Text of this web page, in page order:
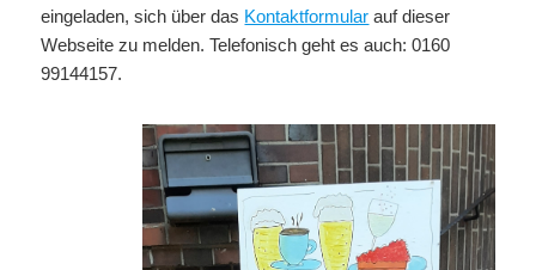
eingeladen, sich über das Kontaktformular auf dieser
Webseite zu melden. Telefonisch geht es auch: 0160
99144157.